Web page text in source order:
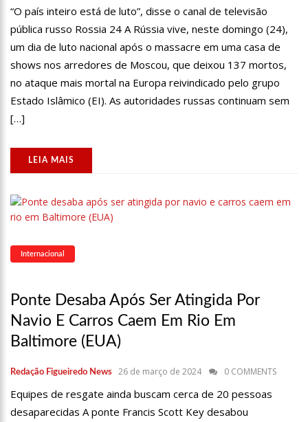
venda ilegal de sacolas plásticas
11:54
Vizinhos reclamam de gemidos e morador justifica: “Fiz
amor gostoso”
11:17 Cientistas pedem ajuda para identificar ‘animal misterioso’
visto em parque
Inflação oficial desacelera e atinge 0,71% em março, diz IBGE
10:59
14:43 Governo agiliza vistos para haitianos com parentes no Brasil
Dom e Bruno
13:10 Wilson Lima inaugura Residencial Rodrigo Otávio, primeiro
12:47 Alok demora cinco anos para responder convite para tocar
o sonho de estudar
Jojo Todynho desiste de cirurgia bariátrica e acorda cedo
para malhar
11:50 Corpo é encontrado enrolado em rede na zona norte.
11:36 Parque Lagoa do Japiim será reaberto para visitas
11:13
“Lamentamos profundamente o ocorrido”, declara
escola após tentativa de mass4cre em Manaus
“O país inteiro está de luto”, disse o canal de televisão
pública russo Rossia 24 A Rússia vive, neste domingo (24),
um dia de luto nacional após o massacre em uma casa de
shows nos arredores de Moscou, que deixou 137 mortos,
no ataque mais mortal na Europa reivindicado pelo grupo
Estado Islâmico (EI). As autoridades russas continuam sem
[…]
LEIA MAIS
Internacional
Ponte Desaba Após Ser Atingida Por
Navio E Carros Caem Em Rio Em
Baltimore (EUA)
Redação Figueiredo News 26 de março de 2024 0 COMMENTS
Equipes de resgate ainda buscam cerca de 20 pessoas
desaparecidas A ponte Francis Scott Key desabou